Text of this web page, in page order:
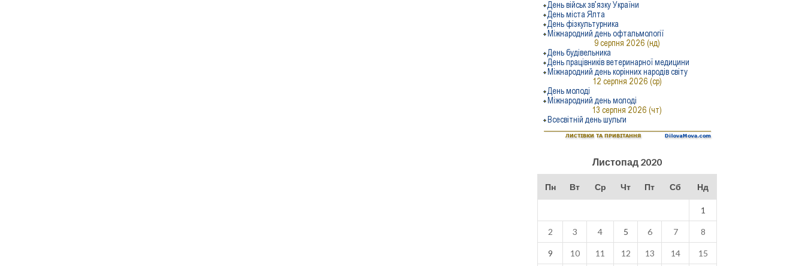
Листопад 2020
Пн Вт Ср Чт Пт Сб Нд
1
2 3 4 5 6 7 8
9 10 11 12 13 14 15